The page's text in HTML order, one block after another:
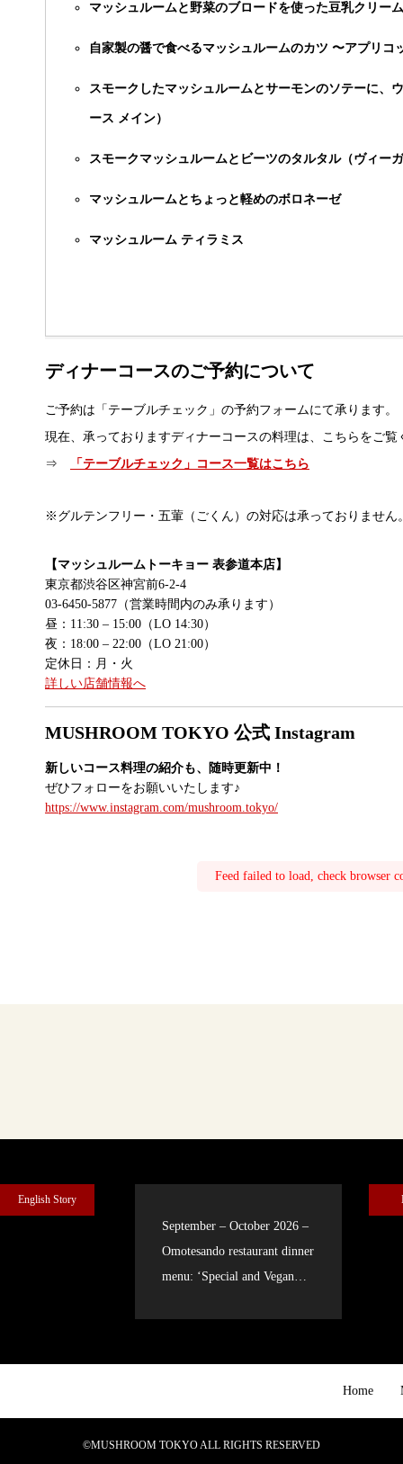
マッシュルームと野菜のブロードを使った豆乳クリー
自家製の醤で食べるマッシュルームのカツ 〜アプリコ
スモークしたマッシュルームとサーモンのソテーに、
ース メイン）
スモークマッシュルームとビーツのタルタル（ヴィー
マッシュルームとちょっと軽めのボロネーゼ
マッシュルーム ティラミス
ディナーコースのご予約について
ご予約は「テーブルチェック」の予約フォームにて承ります。
現在、承っておりますディナーコースの料理は、こちらをご覧
⇒
「テーブルチェック」コース一覧はこちら
※グルテンフリー・五葷（ごくん）の対応は承っておりません
【マッシュルームトーキョー 表参道本店】
東京都渋谷区神宮前6-2-4
03-6450-5877（営業時間内のみ承ります）
昼：11:30 – 15:00（LO 14:30）
夜：18:00 – 22:00（LO 21:00）
定休日：月・火
詳しい店舗情報へ
MUSHROOM TOKYO 公式 Instagram
新しいコース料理の紹介も、随時更新中！
ぜひフォローをお願いいたします♪
https://www.instagram.com/mushroom.tokyo/
Feed failed to load, check browser
English Story
September – October 2026 –
Omotesando restaurant dinner
menu: ‘Special and Vegan
Home
©MUSHROOM TOKYO ALL RIGHTS RESERVED